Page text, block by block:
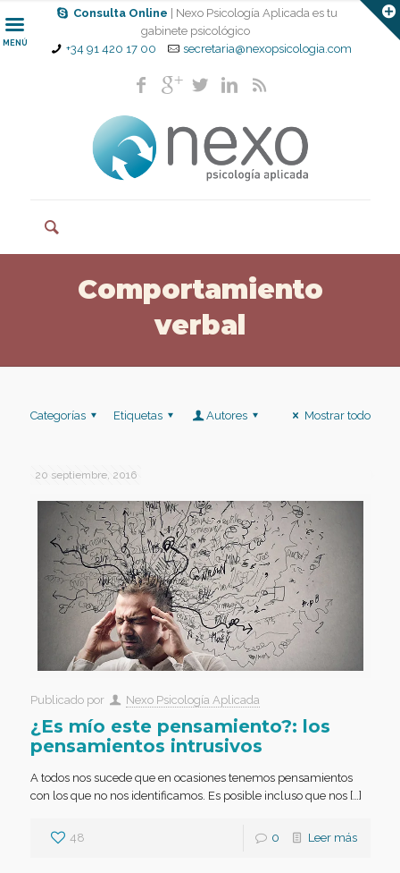
Consulta Online
| Nexo Psicología Aplicada es tu
gabinete psicológico
+34 91 420 17 00
secretaria@nexopsicologia.com
MENÚ
Comportamiento
verbal
Categorías Etiquetas Autores Mostrar todo
20 septiembre, 2016
Publicado por Nexo Psicología Aplicada
¿Es mío este pensamiento?: los
pensamientos intrusivos
A todos nos sucede que en ocasiones tenemos pensamientos
con los que no nos identificamos. Es posible incluso que nos […]
48 0 Leer más